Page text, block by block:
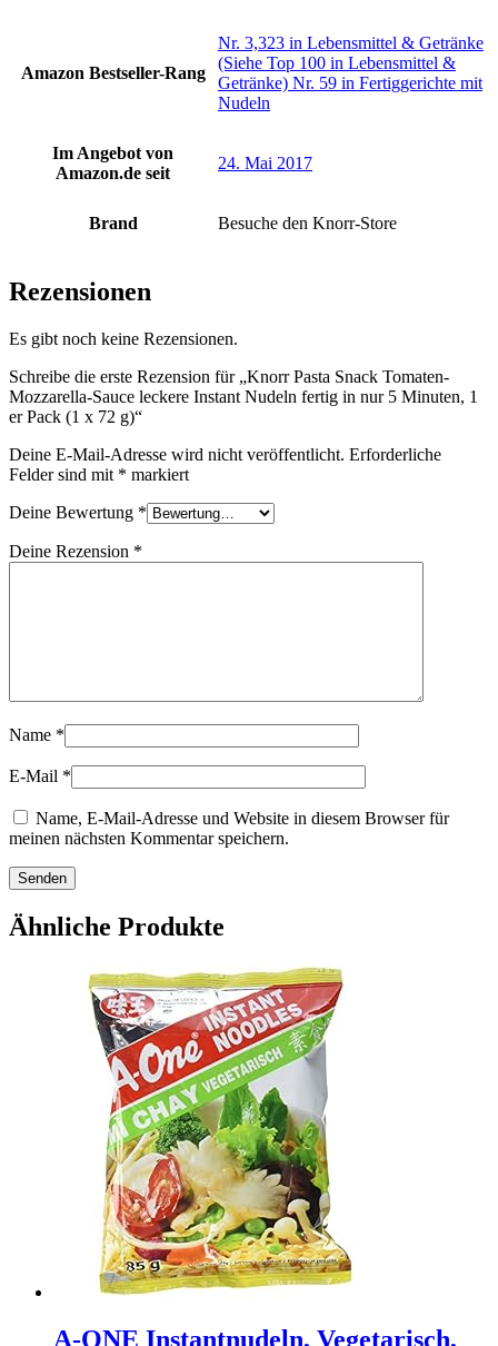
Amazon Bestseller-Rang
Nr. 3,323 in Lebensmittel & Getränke
(Siehe Top 100 in Lebensmittel &
Getränke) Nr. 59 in Fertiggerichte mit
Nudeln
Im Angebot von
Amazon.de seit
24. Mai 2017
Brand Besuche den Knorr-Store
Rezensionen
Es gibt noch keine Rezensionen.
Schreibe die erste Rezension für „Knorr Pasta Snack Tomaten-
Mozzarella-Sauce leckere Instant Nudeln fertig in nur 5 Minuten, 1
er Pack (1 x 72 g)“
Deine E-Mail-Adresse wird nicht veröffentlicht. Erforderliche
Felder sind mit * markiert
Deine Bewertung *
Deine Rezension *
Name *
E-Mail *
Name, E-Mail-Adresse und Website in diesem Browser für
meinen nächsten Kommentar speichern.
Ähnliche Produkte
A-ONE Instantnudeln, Vegetarisch,